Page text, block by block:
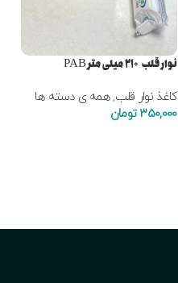
نوار قلب ۲۱۰ میلی متر PAB
کاغذ نوار قلب,همه ی دسته ها
350,000 تومان